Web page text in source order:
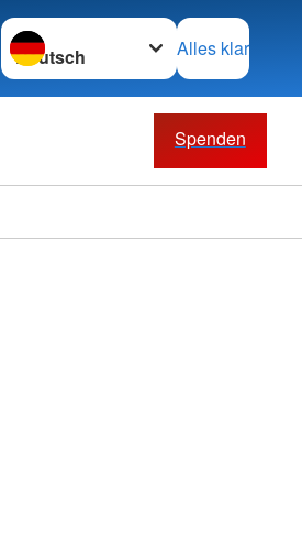
Sprache wechseln zu
Alles klar
Spenden